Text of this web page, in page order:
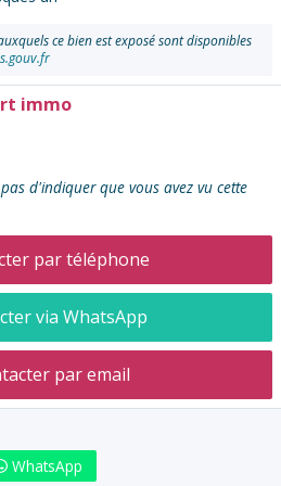
ce bien est exposé sont disponibles
immo
d'indiquer que vous avez vu cette
par téléphone
via WhatsApp
par email
WhatsApp